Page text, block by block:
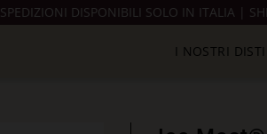
SPEDIZIONI DISPONIBILI SOLO IN ITALIA |
I NOSTRI